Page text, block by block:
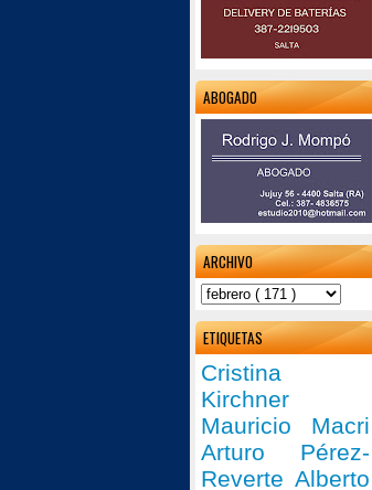
ABOGADO
ARCHIVO
ETIQUETAS
Cristina
Kirchner
Mauricio Macri
Arturo Pérez-
Reverte Alberto